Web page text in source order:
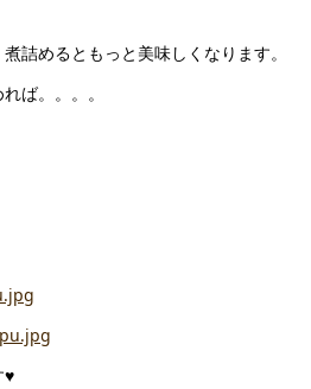
詰めるともっと美味しくなります。
ば。。。。
♥